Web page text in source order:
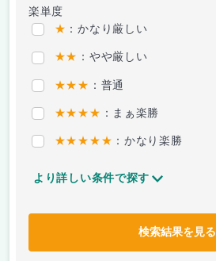
楽単度
★ ：かなり厳しい
★★ ：やや厳しい
★★★ ：普通
★★★★ ：まぁ楽勝
★★★★★ ：かなり楽勝
より詳しい条件で探す
検索結果を見る